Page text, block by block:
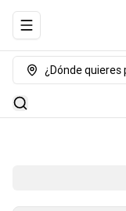
Abrir menu de
¿Dónde quieres